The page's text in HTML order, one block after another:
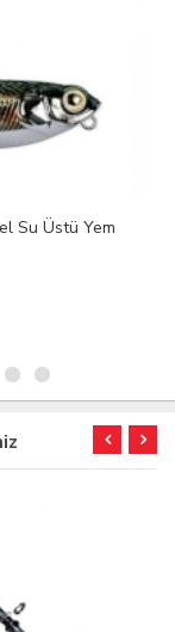
Su Üstü Yem